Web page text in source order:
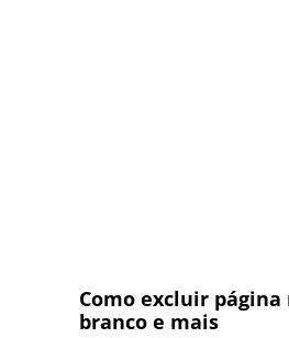
Como excluir
branco e mais